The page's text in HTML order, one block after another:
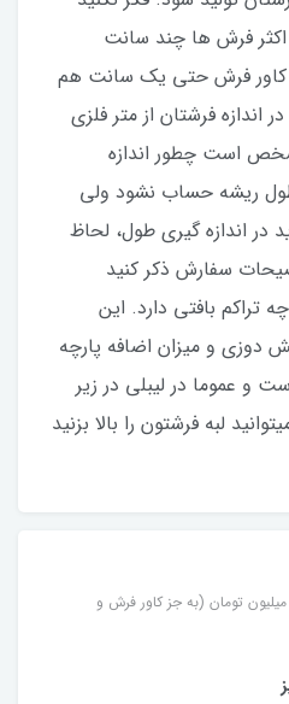
فرش ها چند سانت
کاور فرش حتی یک سانت هم
فرشتان از متر فلزی
است چطور اندازه
طول ریشه حساب نشود ولی
در اندازه گیری طول، لحاظ
سفارش ذکر کنید
بافتی دارد. این
دوزی و میزان اضافه پارچه
و عموما در لیبلی در زیر
لبه فرشتون را بالا بزنید
برای خرید بالای ۱۵ میلیون تومان (به جز کاور فرش و